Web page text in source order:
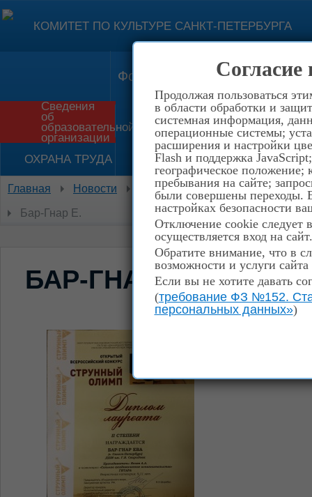
Согласие
Продолжая пользоваться
в области обработки и
системная информация,
операционные системы;
расширения и настройки
Flash и поддержка
географическое положение;
пребывания на сайте;
были совершены переходы.
настройках безопасности
Отключение cookie следует
осуществляется вход на сайт.
Обратите внимание, что в
возможности и услуги
Если вы не хотите давать
(требование ФЗ №152.
персональных данных»)
КОМИТЕТ ПО КУЛЬТУРЕ САНКТ-ПЕТЕРБУРГА
Форма обратной связи
Сведения
об
образовательной
организации
Приём в школу История
ОХРАНА ТРУДА НЕТ КОРРУПЦИИ!
Главная Новости ПОЗДРАВЛЯЕМ
Бар-Гнар Е.
БАР-ГНАР Е.